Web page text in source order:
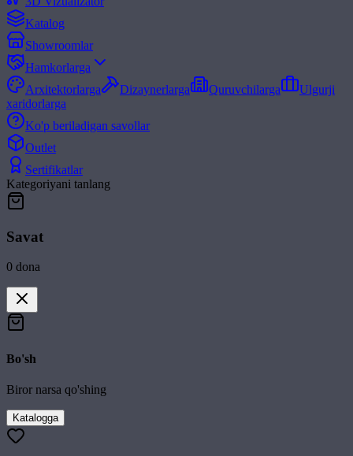
Katalog
Showroomlar
Hamkorlarga
Arxitektorlarga
Dizaynerlarga Quruvchilarga
Ulgurji
xaridorlarga
Ko'p beriladigan savollar
Outlet
Sertifikatlar
Kategoriyani tanlang
Savat
0 dona
Bo'sh
Biror narsa qo'shing
Katalogga